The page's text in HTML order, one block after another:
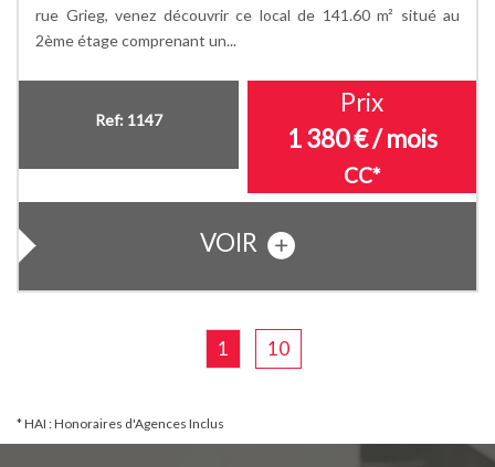
rue Grieg, venez découvrir ce local de 141.60 m² situé au
2ème étage comprenant un...
Ref: 1147
Prix
1 380 € / mois
CC*
VOIR
1 10
* HAI : Honoraires d'Agences Inclus